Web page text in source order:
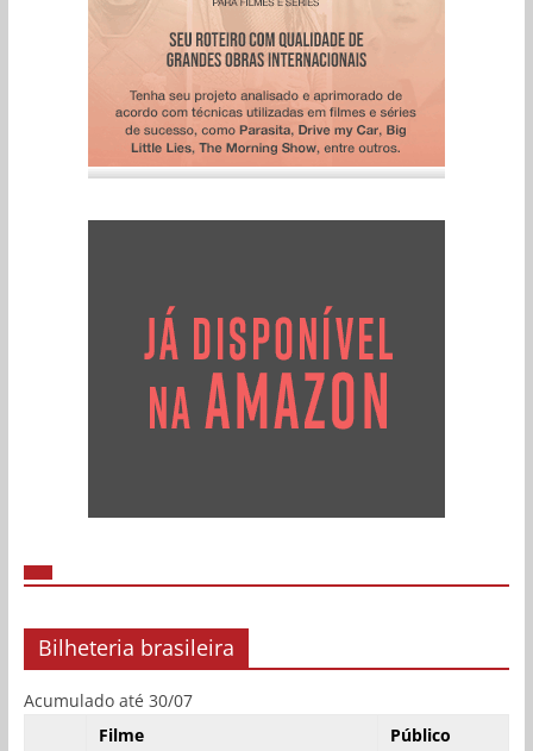
Bilheteria brasileira
Acumulado até 30/07
Filme
Público